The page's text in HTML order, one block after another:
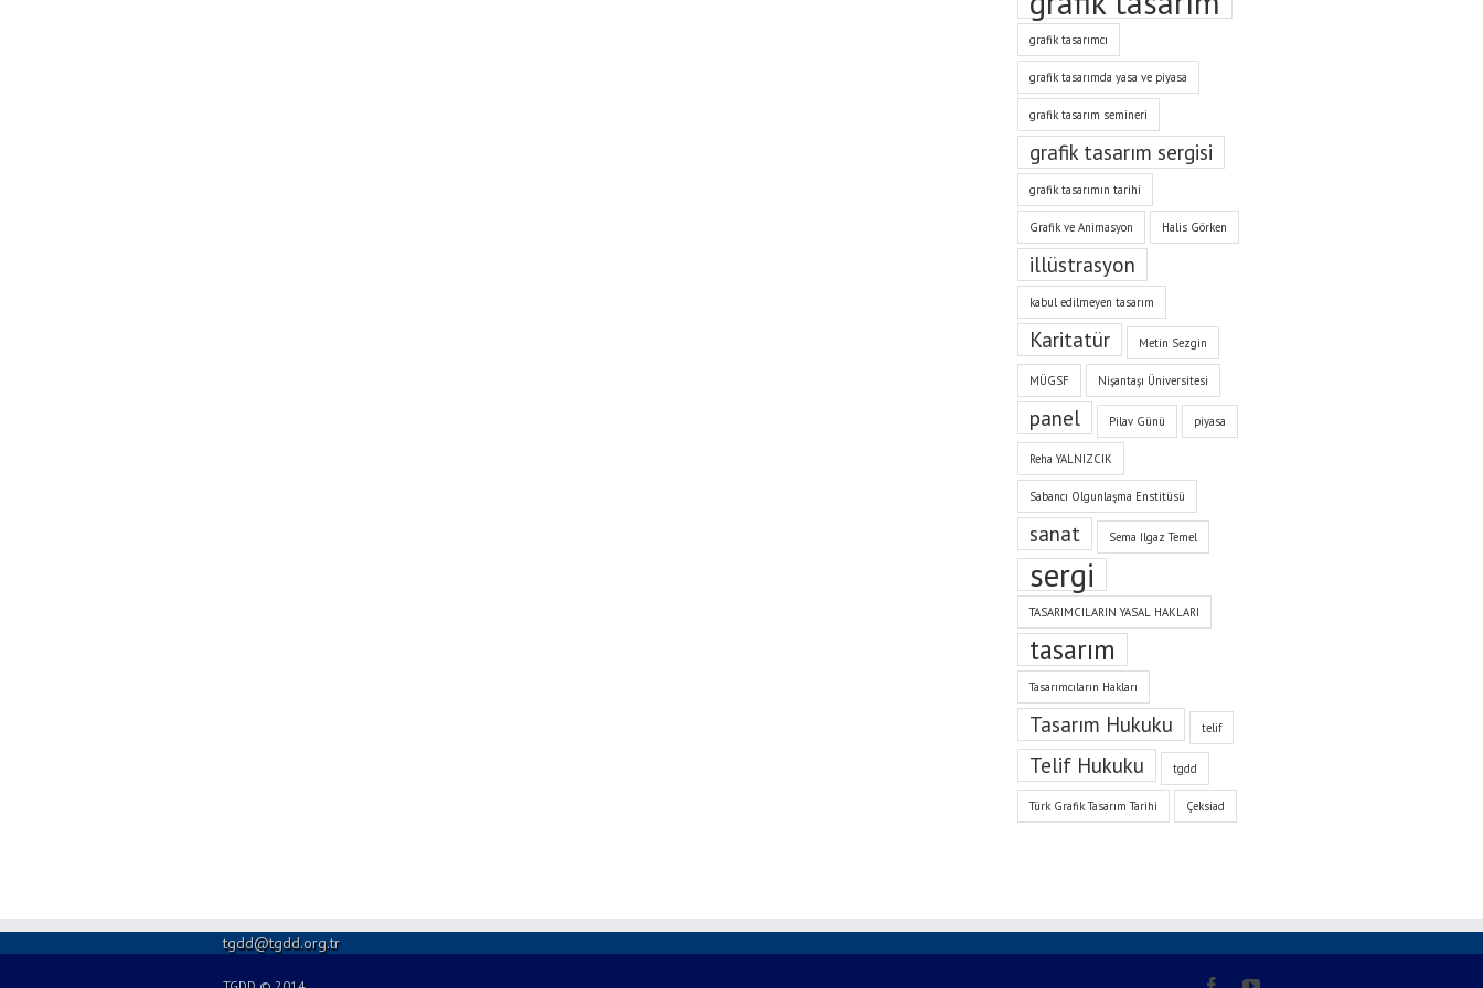
grafik tasarımcı
grafik tasarımda yasa ve piyasa
grafik tasarım semineri
grafik tasarım sergisi
grafik tasarımın tarihi
Grafik ve Animasyon Halis Görken
illüstrasyon
kabul edilmeyen tasarım
Karitatür Metin Sezgin
MÜGSF Nişantaşı Üniversitesi
panel Pilav Günü piyasa
Reha YALNIZCIK
Sabancı Olgunlaşma Enstitüsü
sanat Sema Ilgaz Temel
sergi
TASARIMCILARIN YASAL HAKLARI
tasarım
Tasarımcıların Hakları
Tasarım Hukuku telif
Telif Hukuku tgdd
Türk Grafik Tasarım Tarihi Çeksiad
tgdd@tgdd.org.tr